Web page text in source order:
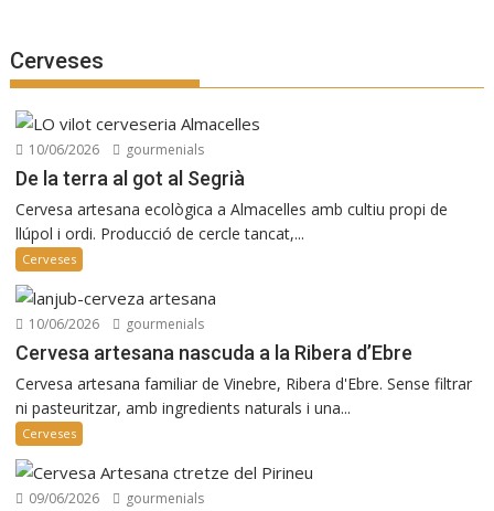
Cerveses
10/06/2026 gourmenials
De la terra al got al Segrià
Cervesa artesana ecològica a Almacelles amb cultiu propi de
llúpol i ordi. Producció de cercle tancat,...
Cerveses
10/06/2026 gourmenials
Cervesa artesana nascuda a la Ribera d’Ebre
Cervesa artesana familiar de Vinebre, Ribera d'Ebre. Sense filtrar
ni pasteuritzar, amb ingredients naturals i una...
Cerveses
09/06/2026 gourmenials